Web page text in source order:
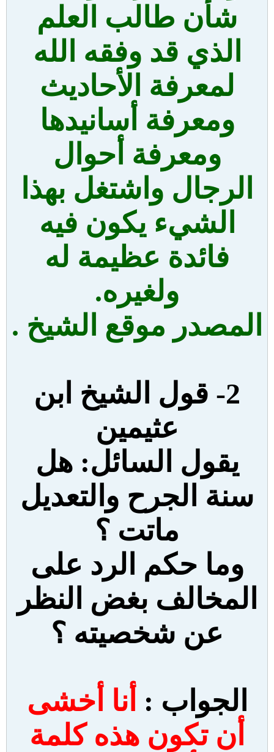
شأن طالب العلم
الذي قد وفقه الله
لمعرفة الأحاديث
ومعرفة أسانيدها
ومعرفة أحوال
الرجال واشتغل بهذا
الشيء يكون فيه
فائدة عظيمة له
ولغيره.
المصدر موقع الشيخ .
2- قول الشيخ ابن
عثيمين
يقول السائل: هل
سنة الجرح والتعديل
ماتت ؟
وما حكم الرد على
المخالف بغض النظر
عن شخصيته ؟
الجواب : أنا أخشى
أن تكون هذه كلمة